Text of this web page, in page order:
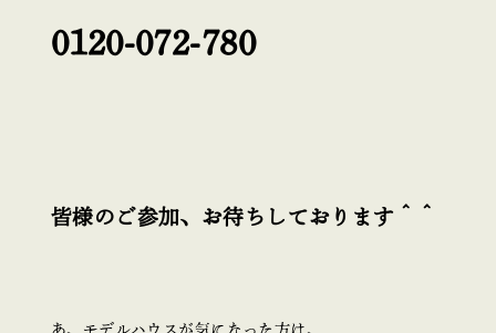
0120-072-780
皆様のご参加、お待ちしております＾＾